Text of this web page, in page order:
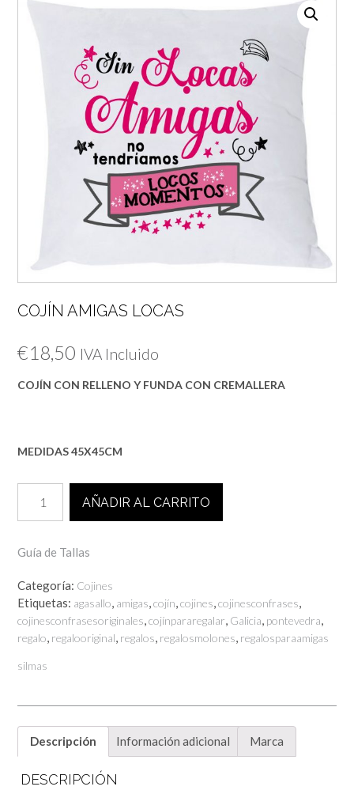
COJÍN AMIGAS LOCAS
€18,50 IVA Incluido
COJÍN CON RELLENO Y FUNDA CON CREMALLERA
MEDIDAS 45X45CM
AMIGAS
LOCAS
AÑADIR AL CARRITO
Guía de Tallas
Categoría: Cojines
Etiquetas: agasallo, amigas,cojín,cojines,cojinesconfrases,
cojinesconfrasesoriginales,cojínpararegalar, Galicia, pontevedra,
regalo, regalooriginal, regalos, regalosmolones, regalosparaamigas
silmas
Descripción Información adicional Marca
DESCRIPCIÓN